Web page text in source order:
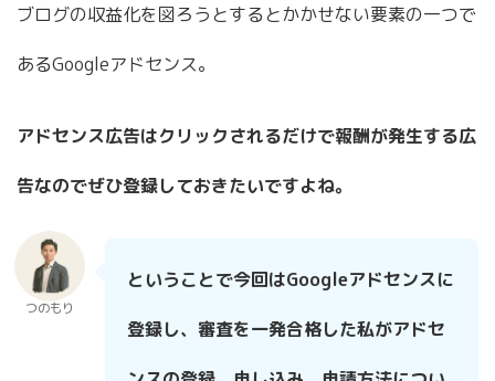
ブログの収益化を図ろうとするとかかせない要素の一つで
あるGoogleアドセンス。
アドセンス広告はクリックされるだけで報酬が発生する広
告なのでぜひ登録しておきたいですよね。
つのもり
ということで今回はGoogleアドセンスに
登録し、審査を一発合格した私がアドセ